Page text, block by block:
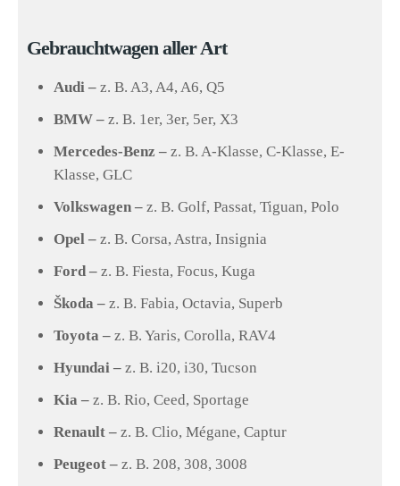
Gebrauchtwagen aller Art
Audi – z. B. A3, A4, A6, Q5
BMW – z. B. 1er, 3er, 5er, X3
Mercedes-Benz – z. B. A-Klasse, C-Klasse, E-
Klasse, GLC
Volkswagen – z. B. Golf, Passat, Tiguan, Polo
Opel – z. B. Corsa, Astra, Insignia
Ford – z. B. Fiesta, Focus, Kuga
Škoda – z. B. Fabia, Octavia, Superb
Toyota – z. B. Yaris, Corolla, RAV4
Hyundai – z. B. i20, i30, Tucson
Kia – z. B. Rio, Ceed, Sportage
Renault – z. B. Clio, Mégane, Captur
Peugeot – z. B. 208, 308, 3008